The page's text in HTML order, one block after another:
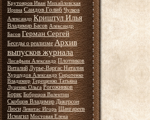
Крутояров Иван Михайловская
Ирина Саидов Голиб Чулков
Александр Криштул Илья
Владимир Басов Александр
Басов Герман Сергей
Беседы о реализме Архив
выпусков журнала
Лисафьин Александр Плотников
Виталий Лурье-Варгас Наталия
Хуршудов Александр Сиротенко
Владимир Терещенко Татьяна
Луценко Ольга Рогожников
Борис Бобрецов Валентин
Скобцов Владимир Дикерсон
Люси Левитас Игорь Шангареев
Исмагил Мостовая Елена